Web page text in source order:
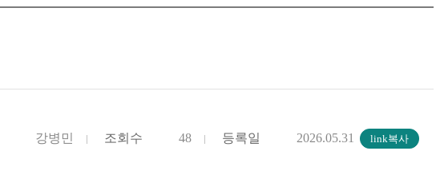
강병민 조회수 48 등록일 2026.05.31